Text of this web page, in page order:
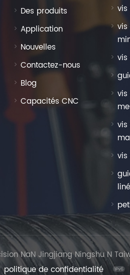
Des produits
Application
Nouvelles
Contactez-nous
Blog
Capacités CNC
NaN Jingjiang Ningshu N
politique de confidentialité